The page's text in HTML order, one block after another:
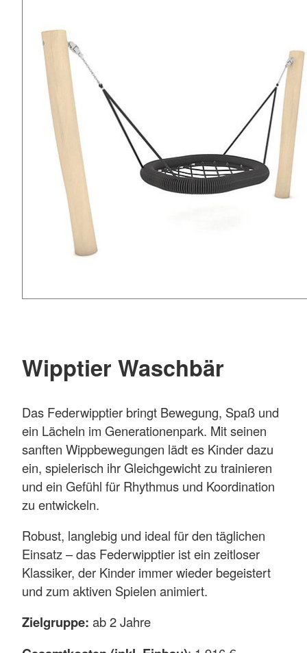
Wipptier Waschbär
Das Federwipptier bringt Bewegung, Spaß und
ein Lächeln im Generationenpark. Mit seinen
sanften Wippbewegungen lädt es Kinder dazu
ein, spielerisch ihr Gleichgewicht zu trainieren
und ein Gefühl für Rhythmus und Koordination
zu entwickeln.
Robust, langlebig und ideal für den täglichen
Einsatz – das Federwipptier ist ein zeitloser
Klassiker, der Kinder immer wieder begeistert
und zum aktiven Spielen animiert.
Zielgruppe: ab 2 Jahre